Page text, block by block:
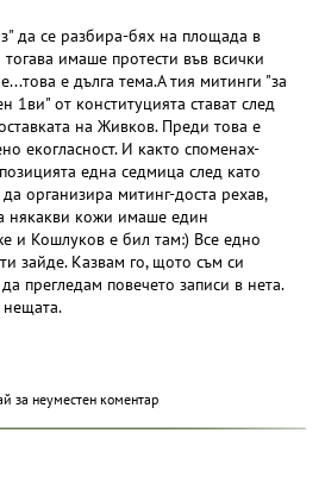
да се разбира-бях на площада в
имаше протести във всички
е дълга тема.А тия митинги "за
1ви" от конституцията стават след
на Живков. Преди това е
екогласност. И както споменах-
една седмица след като
организира митинг-доста рехав,
някакви кожи имаше един
и Кошлуков е бил там:) Все едно
зайде. Казвам го, щото съм си
прегледам повечето записи в нета.
нещата.
за неуместен коментар